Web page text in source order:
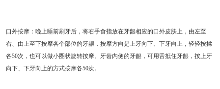
口外按摩：晚上睡前刷牙后，将右手食指放在牙龈相应的口外皮肤上，由左至
右、由上至下按摩各个部位的牙龈，按摩方向是上牙向下、下牙向上，轻轻按揉
各50次，也可以做小圈状旋转按摩。牙齿内侧的牙龈，可用舌抵住牙龈，按上牙
向下、下牙向上的方式按摩各50次。